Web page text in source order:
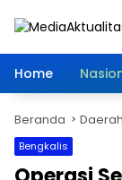
Home
Beranda Daerah
Bengkalis